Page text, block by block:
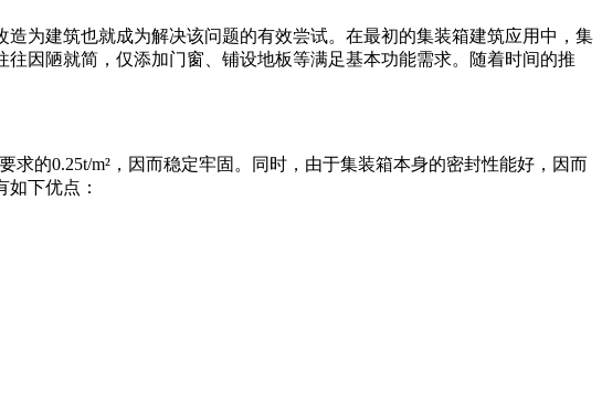
造为建筑也就成为解决该问题的有效尝试。在最初的集装箱建筑应用中，集
因陋就简，仅添加门窗、铺设地板等满足基本功能需求。随着时间的推
的0.25t/m²，因而稳定牢固。同时，由于集装箱本身的密封性能好，因而
下优点：